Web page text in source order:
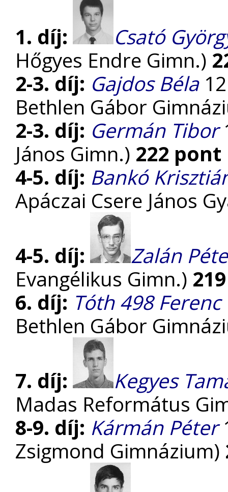
1. díj:
Csató
Hőgyes Endre Gimn.)
2-3. díj: Gajdos Béla
Bethlen Gábor
2-3. díj: Germán Tibor
János Gimn.) 222 pont
4-5. díj: Bankó
Apáczai Csere János
4-5. díj:
Zalán
Evangélikus Gimn.)
6. díj: Tóth 498 Ferenc
Bethlen Gábor
7. díj:
Kegyes
Madas Református
8-9. díj: Kármán Péter
Zsigmond Gimnázium)